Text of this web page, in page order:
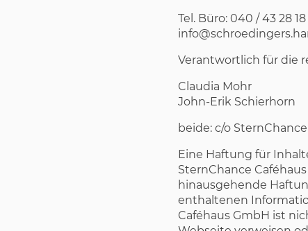
Tel. Büro: 040 / 43 28
Verantwortlich für die
Claudia Mohr
John-Erik Schierhorn
beide: c/o
Eine Haftung für
SternChance
hinausgehende
enthaltenen
Caféhaus GmbH ist